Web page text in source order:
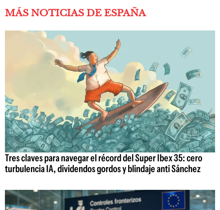
MÁS NOTICIAS DE ESPAÑA
Tres claves para navegar el récord del Super Ibex 35: cero
turbulencia IA, dividendos gordos y blindaje anti Sánchez